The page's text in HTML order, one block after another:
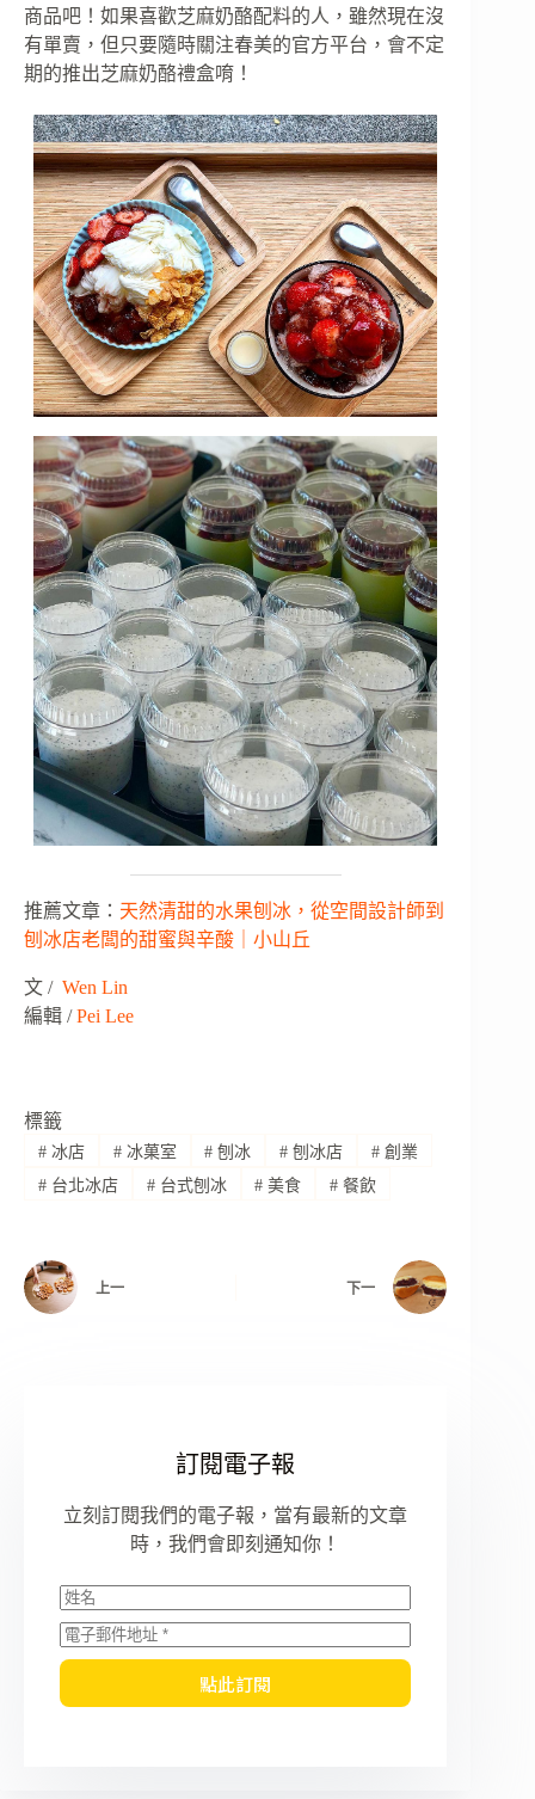
商品吧！如果喜歡芝麻奶酪配料的人，雖然現在沒
有單賣，但只要隨時關注春美的官方平台，會不定
期的推出芝麻奶酪禮盒唷！
推薦文章： 天然清甜的水果刨冰，從空間設計師到
刨冰店老闆的甜蜜與辛酸｜小山丘
文 / Wen Lin
編輯 /Pei Lee
標籤
#冰店 #冰菓室 # 刨冰 # 刨冰店 # 創業
#台北冰店 #台式刨冰 # 美食 # 餐飲
上一 下一
訂閱電子報
立刻訂閱我們的電子報，當有最新的文章
時，我們會即刻通知你！
點此訂閱